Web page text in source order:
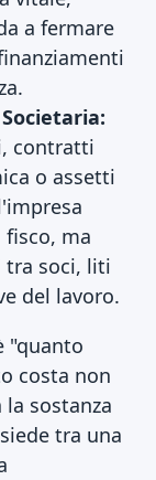
a fermare
contratti
o assetti
ma
tra soci, liti
del lavoro.
"quanto
costa non
sostanza
tra una